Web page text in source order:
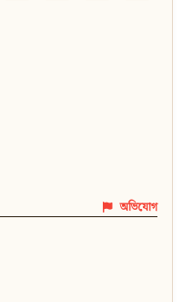
অভিযোগ